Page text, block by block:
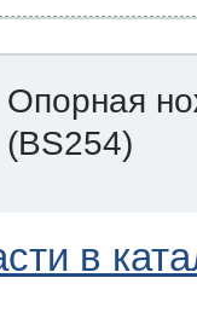
Опорная
(BS254)
в